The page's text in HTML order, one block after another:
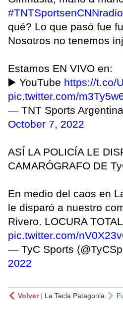
#TNTSportsenCNNradio
qué? Lo que pasó fue
Nosotros no tenemos
Estamos EN VIVO en:
▶️ YouTube https://t.co/
pic.twitter.com/
— TNT Sports
October 7, 2022
ASÍ LA POLICÍA LE
CAMARÓGRAFO DE
En medio del caos en
le disparó a nuestro
Rivero. LOCURA
pic.twitter.com/
— TyC Sports
2022
Volver| La Tecla Patagonia